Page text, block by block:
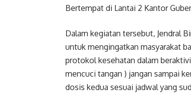
Bertempat di Lantai 2 Kantor
Dalam kegiatan tersebut, Jendral
untuk mengingatkan masyarakat
protokol kesehatan dalam
mencuci tangan ) jangan sampai
dosis kedua sesuai jadwal yang